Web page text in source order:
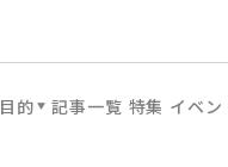
目的 記事一覧 特集 イベン